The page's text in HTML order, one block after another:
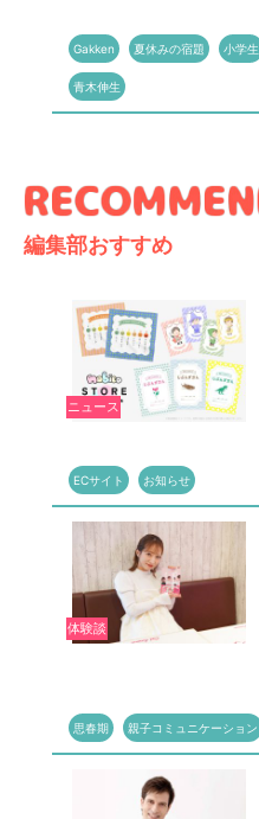
Gakken 夏休みの宿題 小学生
青木伸生
編集部おすすめ
ニュース
ECサイト お知らせ
体験談
思春期 親子コミュニケーション